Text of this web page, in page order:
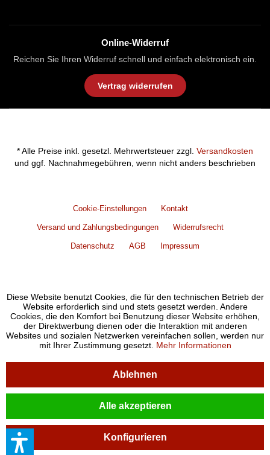
Online-Widerruf
Reichen Sie Ihren Widerruf schnell und einfach elektronisch ein.
Vertrag widerrufen
* Alle Preise inkl. gesetzl. Mehrwertsteuer zzgl. Versandkosten
und ggf. Nachnahmegebühren, wenn nicht anders beschrieben
Cookie-Einstellungen Kontakt
Versand und Zahlungsbedingungen Widerrufsrecht
Datenschutz AGB Impressum
Diese Website benutzt Cookies, die für den technischen Betrieb der
Website erforderlich sind und stets gesetzt werden. Andere
Cookies, die den Komfort bei Benutzung dieser Website erhöhen,
der Direktwerbung dienen oder die Interaktion mit anderen
Websites und sozialen Netzwerken vereinfachen sollen, werden nur
mit Ihrer Zustimmung gesetzt. Mehr Informationen
Ablehnen
Alle akzeptieren
Konfigurieren